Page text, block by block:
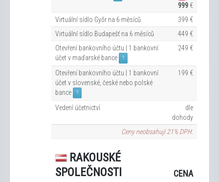
999 €
Virtuální sídlo Győr na 6 měsíců
399 €
Virtuální sídlo Budapešť na 6 měsíců
449 €
Otevření bankovního účtu | 1 bankovní
účet v maďarské bance
?
249 €
Otevření bankovního účtu | 1 bankovní
účet v slovenské, české nebo polské
bance
?
199 €
Vedení účetnictví
dle
dohody
Ceny neobsahují 21% DPH.
RAKOUSKÉ
SPOLEČNOSTI
CENA